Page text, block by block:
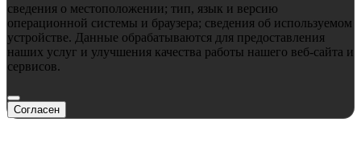
сведения о местоположении; тип, язык и версию
операционной системы и браузера; сведения об используемом
устройстве. Данные обрабатываются для предоставления
наших услуг и улучшения качества работы нашего веб-сайта и
сервисов.
Согласен